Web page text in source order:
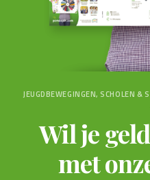
JEUGDBEWEGINGEN, SCHOLEN &
Wil je
met